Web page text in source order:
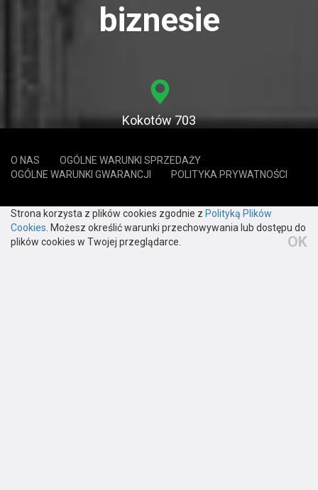
biznesie
Kokotów 703
biuro@harmann.pl
O NAS
OGÓLNE WARUNKI SPRZEDAŻY
OGÓLNE WARUNKI GWARANCJI
POLITYKA PRYWATNOŚCI
Strona korzysta z plików cookies zgodnie z Polityką Plików
Cookies. Możesz określić warunki przechowywania lub dostępu do
plików cookies w Twojej przeglądarce.
OK